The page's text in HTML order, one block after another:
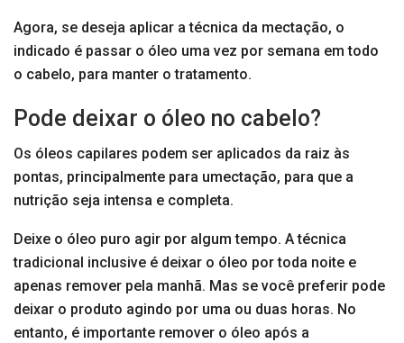
Agora, se deseja aplicar a técnica da mectação, o
indicado é passar o óleo uma vez por semana em todo
o cabelo, para manter o tratamento.
Pode deixar o óleo no cabelo?
Os óleos capilares podem ser aplicados da raiz às
pontas, principalmente para umectação, para que a
nutrição seja intensa e completa.
Deixe o óleo puro agir por algum tempo. A técnica
tradicional inclusive é deixar o óleo por toda noite e
apenas remover pela manhã. Mas se você preferir pode
deixar o produto agindo por uma ou duas horas. No
entanto, é importante remover o óleo após a